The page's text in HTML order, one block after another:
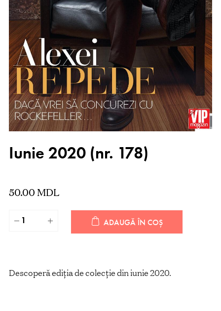
Iunie 2020 (nr. 178)
50.00MDL
ADAUGĂ ÎN COȘ
Descoperă ediția de colecție din iunie 2020.